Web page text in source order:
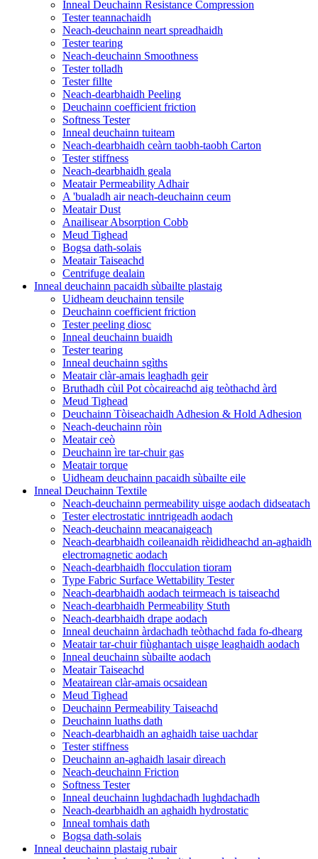
Inneal Deuchainn Resistance Compression
Tester teannachaidh
Neach-deuchainn neart spreadhaidh
Tester tearing
Neach-deuchainn Smoothness
Tester tolladh
Tester fillte
Neach-dearbhaidh Peeling
Deuchainn coefficient friction
Softness Tester
Inneal deuchainn tuiteam
Neach-dearbhaidh ceàrn taobh-taobh Carton
Tester stiffness
Neach-dearbhaidh geala
Meatair Permeability Adhair
A 'bualadh air neach-deuchainn ceum
Meatair Dust
Anailisear Absorption Cobb
Meud Tighead
Bogsa dath-solais
Meatair Taiseachd
Centrifuge dealain
Inneal deuchainn pacaidh sùbailte plastaig
Uidheam deuchainn tensile
Deuchainn coefficient friction
Tester peeling diosc
Inneal deuchainn buaidh
Tester tearing
Inneal deuchainn sgìths
Meatair clàr-amais leaghadh geir
Bruthadh cùil Pot còcaireachd aig teòthachd àrd
Meud Tighead
Deuchainn Tòiseachaidh Adhesion & Hold Adhesion
Neach-deuchainn ròin
Meatair ceò
Deuchainn ìre tar-chuir gas
Meatair torque
Uidheam deuchainn pacaidh sùbailte eile
Inneal Deuchainn Textile
Neach-deuchainn permeability uisge aodach didseatach
Tester electrostatic inntrigeadh aodach
Neach-deuchainn meacanaigeach
Neach-dearbhaidh coileanaidh rèididheachd an-aghaidh
electromagnetic aodach
Neach-dearbhaidh flocculation tioram
Type Fabric Surface Wettability Tester
Neach-dearbhaidh aodach teirmeach is taiseachd
Neach-dearbhaidh Permeability Stuth
Neach-dearbhaidh drape aodach
Inneal deuchainn àrdachadh teòthachd fada fo-dhearg
Meatair tar-chuir fiùghantach uisge leaghaidh aodach
Inneal deuchainn sùbailte aodach
Meatair Taiseachd
Meatairean clàr-amais ocsaidean
Meud Tighead
Deuchainn Permeability Taiseachd
Deuchainn luaths dath
Neach-dearbhaidh an aghaidh taise uachdar
Tester stiffness
Deuchainn an-aghaidh lasair dìreach
Neach-deuchainn Friction
Softness Tester
Inneal deuchainn lughdachadh lughdachadh
Neach-dearbhaidh an aghaidh hydrostatic
Inneal tomhais dath
Bogsa dath-solais
Inneal deuchainn plastaig rubair